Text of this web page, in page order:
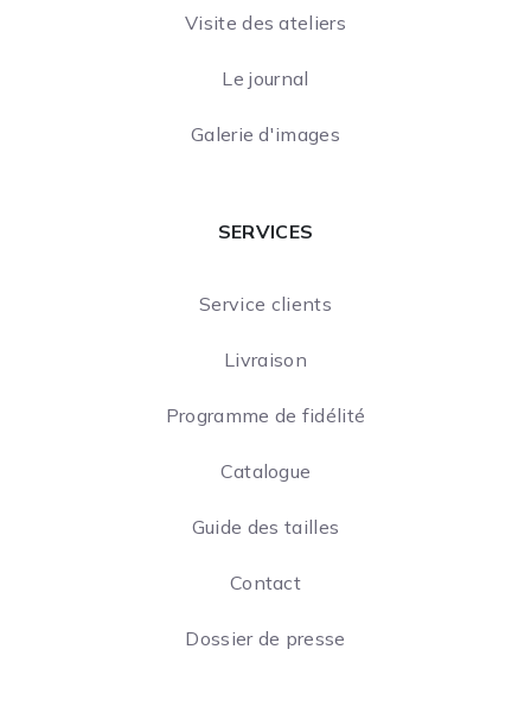
Visite des ateliers
Le journal
Galerie d'images
SERVICES
Service clients
Livraison
Programme de fidélité
Catalogue
Guide des tailles
Contact
Dossier de presse